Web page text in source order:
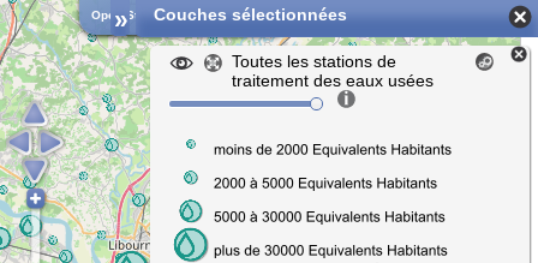
Open Street Map
» Couches sélectionnées
Toutes les stations de
traitement des eaux usées